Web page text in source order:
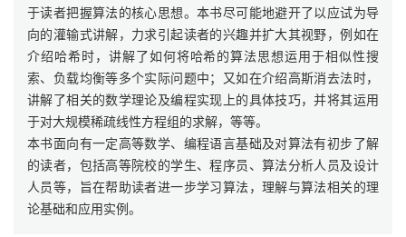
于读者把握算法的核心思想。本书尽可能地避开了以应试为导
向的灌输式讲解，力求引起读者的兴趣并扩大其视野，例如在
介绍哈希时，讲解了如何将哈希的算法思想运用于相似性搜
索、负载均衡等多个实际问题中；又如在介绍高斯消去法时，
讲解了相关的数学理论及编程实现上的具体技巧，并将其运用
于对大规模稀疏线性方程组的求解，等等。
本书面向有一定高等数学、编程语言基础及对算法有初步了解
的读者，包括高等院校的学生、程序员、算法分析人员及设计
人员等，旨在帮助读者进一步学习算法，理解与算法相关的理
论基础和应用实例。